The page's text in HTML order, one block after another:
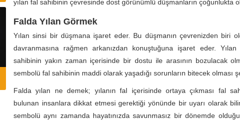
yılan fal sahibinin çevresinde dost görünümlü düşmanların çoğunlukta
Falda Yılan Görmek
Yılan sinsi bir düşmana işaret eder. Bu düşmanın çevrenizden biri
davranmasına rağmen arkanızdan konuştuğuna işaret eder.
sahibinin yakın zaman içerisinde bir dostu ile arasının bozulacak
sembolü fal sahibinin maddi olarak yaşadığı sorunların bitecek olması
Falda yılan ne demek; yılanın fal içerisinde ortaya çıkması fal
bulunan insanlara dikkat etmesi gerektiği yönünde bir uyarı olarak
sembolü aynı zamanda hayatınızda savunmasız bir dönemde